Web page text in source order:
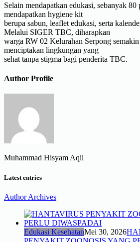
Selain mendapatkan edukasi, sebanyak 80
mendapatkan hygiene kit
berupa sabun, leaflet edukasi, serta
Melalui SIGER TBC, diharapkan
warga RW 02 Kelurahan Serpong
menciptakan lingkungan yang
sehat tanpa stigma bagi penderita TBC.
Author Profile
Muhammad Hisyam Aqil
Latest entries
Author Archives
Edukasi KesehatanMei 30, 2026